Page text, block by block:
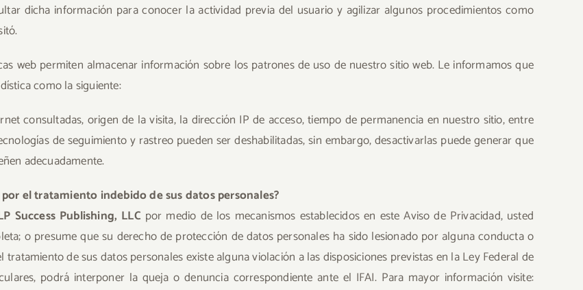
dicha información para conocer la actividad previa del usuario y agilizar algunos procedimientos como
web permiten almacenar información sobre los patrones de uso de nuestro sitio web. Le informamos que
como la siguiente:
consultadas, origen de la visita, la dirección IP de acceso, tiempo de permanencia en nuestro sitio, entre
de seguimiento y rastreo pueden ser deshabilitadas, sin embargo, desactivarlas puede generar que
adecuadamente.
el tratamiento indebido de sus datos personales?
Success Publishing, LLC por medio de los mecanismos establecidos en este Aviso de Privacidad, usted
o presume que su derecho de protección de datos personales ha sido lesionado por alguna conducta o
de sus datos personales existe alguna violación a las disposiciones previstas en la Ley Federal de
podrá interponer la queja o denuncia correspondiente ante el IFAI. Para mayor información visite: